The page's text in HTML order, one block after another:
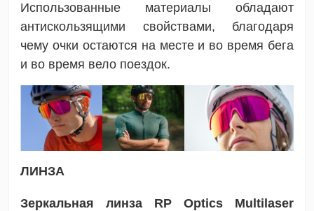
Использованные материалы обладают
антискользящими свойствами, благодаря
чему очки остаются на месте и во время бега
и во время вело поездок.
ЛИНЗА
Зеркальная линза RP Optics Multilaser